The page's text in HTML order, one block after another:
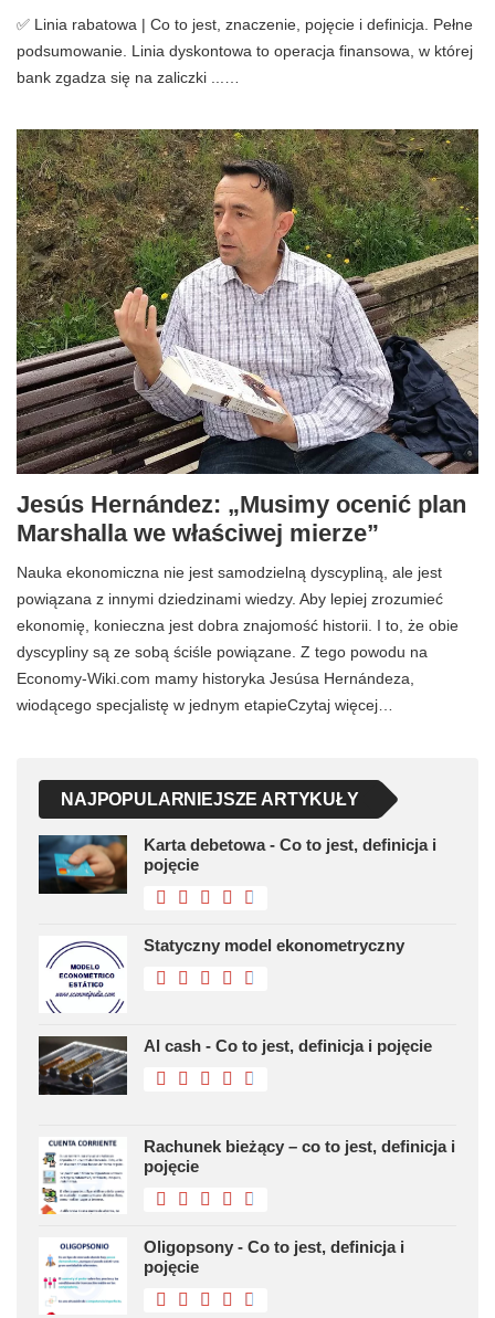
✅ Linia rabatowa | Co to jest, znaczenie, pojęcie i definicja. Pełne
podsumowanie. Linia dyskontowa to operacja finansowa, w której
bank zgadza się na zaliczki ...…
Jesús Hernández: „Musimy ocenić plan
Marshalla we właściwej mierze”
Nauka ekonomiczna nie jest samodzielną dyscypliną, ale jest
powiązana z innymi dziedzinami wiedzy. Aby lepiej zrozumieć
ekonomię, konieczna jest dobra znajomość historii. I to, że obie
dyscypliny są ze sobą ściśle powiązane. Z tego powodu na
Economy-Wiki.com mamy historyka Jesúsa Hernándeza,
wiodącego specjalistę w jednym etapieCzytaj więcej…
NAJPOPULARNIEJSZE ARTYKUŁY
Karta debetowa - Co to jest, definicja i
pojęcie
Statyczny model ekonometryczny
Al cash - Co to jest, definicja i pojęcie
Rachunek bieżący – co to jest, definicja i
pojęcie
Oligopsony - Co to jest, definicja i
pojęcie